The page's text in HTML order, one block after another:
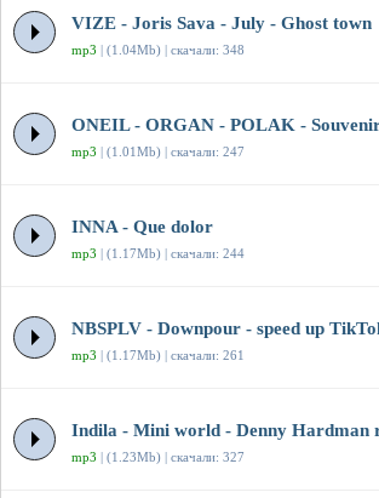
VIZE - Joris Sava - July - Ghost town
mp3 | (1.04Mb) | скачали: 348
ONEIL - ORGAN - POLAK -
mp3 | (1.01Mb) | скачали: 247
INNA - Que dolor
mp3 | (1.17Mb) | скачали: 244
NBSPLV - Downpour - speed up
mp3 | (1.17Mb) | скачали: 261
Indila - Mini world - Denny Hardman
mp3 | (1.23Mb) | скачали: 327